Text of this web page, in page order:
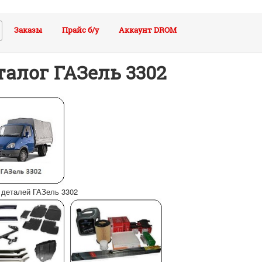
Заказы Прайс б/у Аккаунт DROM
ГАЗель 3302
ГАЗель 3302